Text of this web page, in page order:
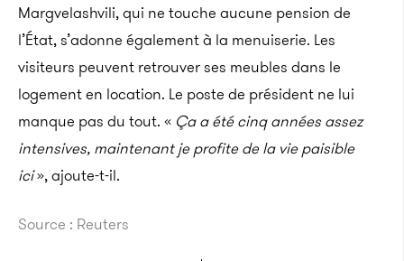
Margvelashvili, qui ne touche aucune pension de
l’État, s’adonne également à la menuiserie. Les
visiteurs peuvent retrouver ses meubles dans le
logement en location. Le poste de président ne lui
manque pas du tout. « Ça a été cinq années assez
intensives, maintenant je profite de la vie paisible
ici», ajoute-t-il.
Source : Reuters